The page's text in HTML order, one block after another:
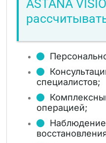
ASTANA
специалистов;
операцией;